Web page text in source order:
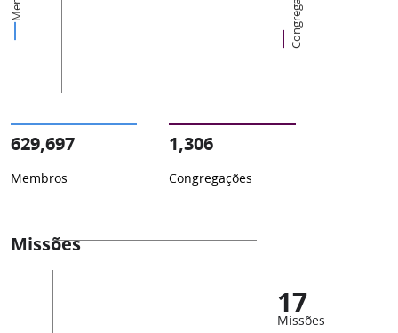
629,697
Membros
1,306
Congregações
Missões
17
Missões